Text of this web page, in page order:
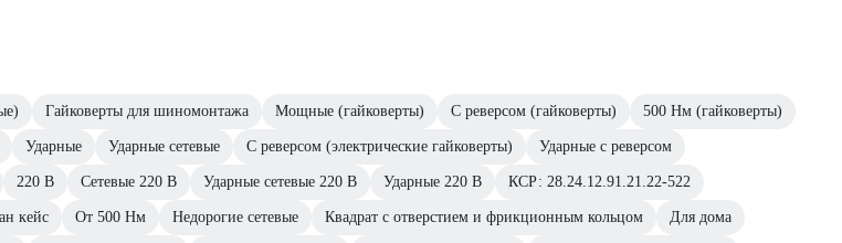
Гайковерты для шиномонтажа Мощные (гайковерты) С реверсом (гайковерты) 500 Нм (гайковерты)
Ударные Ударные сетевые С реверсом (электрические гайковерты) Ударные с реверсом
220 В Сетевые 220 В Ударные сетевые 220 В Ударные 220 В КСР: 28.24.12.91.21.22-522
кейс От 500 Нм Недорогие сетевые Квадрат с отверстием и фрикционным кольцом Для дома